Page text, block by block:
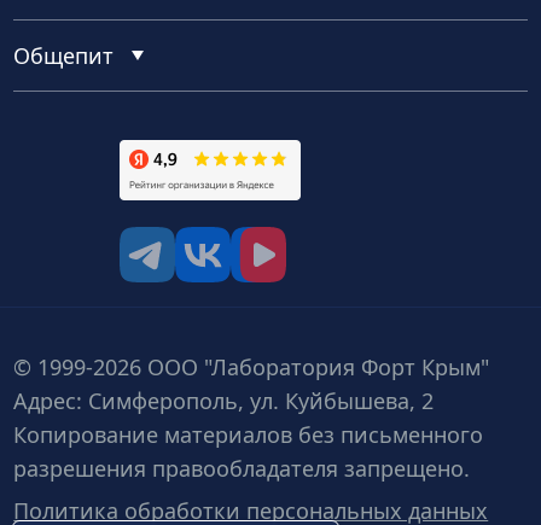
Общепит
© 1999-2026 ООО "Лаборатория Форт Крым"
Адрес: Симферополь, ул. Куйбышева, 2
Копирование материалов без письменного
разрешения правообладателя запрещено.
Политика обработки персональных данных